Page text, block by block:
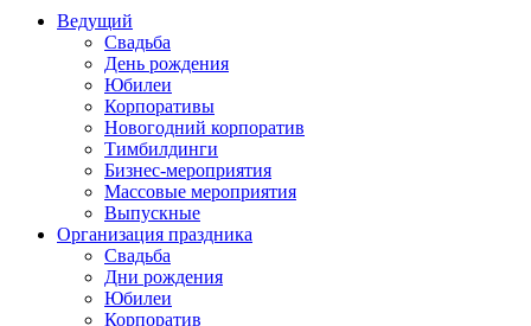
Ведущий
Свадьба
День рождения
Юбилеи
Корпоративы
Новогодний корпоратив
Тимбилдинги
Бизнес-мероприятия
Массовые мероприятия
Выпускные
Организация праздника
Свадьба
Дни рождения
Юбилеи
Корпоратив